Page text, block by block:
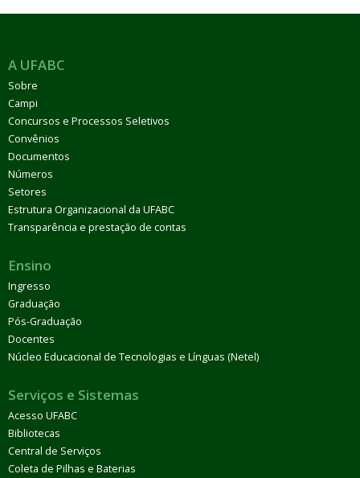
A UFABC
Sobre
Campi
Concursos e Processos Seletivos
Convênios
Documentos
Números
Setores
Estrutura Organizacional da UFABC
Transparência e prestação de contas
Ensino
Ingresso
Graduação
Pós-Graduação
Docentes
Núcleo Educacional de Tecnologias e Línguas (Netel)
Serviços e Sistemas
Acesso UFABC
Bibliotecas
Central de Serviços
Coleta de Pilhas e Baterias